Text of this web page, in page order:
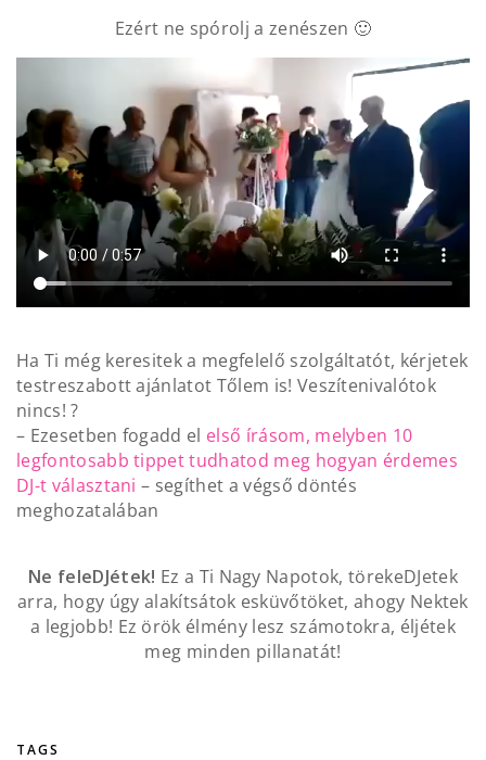
Ezért ne spórolj a zenészen 🙂
Ha Ti még keresitek a megfelelő szolgáltatót, kérjetek
testreszabott ajánlatot Tőlem is! Veszítenivalótok
nincs! ?
– Ezesetben fogadd el első írásom, melyben 10
legfontosabb tippet tudhatod meg hogyan érdemes
DJ-t választani – segíthet a végső döntés
meghozatalában
Ne feleDJétek! Ez a Ti Nagy Napotok, törekeDJetek
arra, hogy úgy alakítsátok esküvőtöket, ahogy Nektek
a legjobb! Ez örök élmény lesz számotokra, éljétek
meg minden pillanatát!
TAGS